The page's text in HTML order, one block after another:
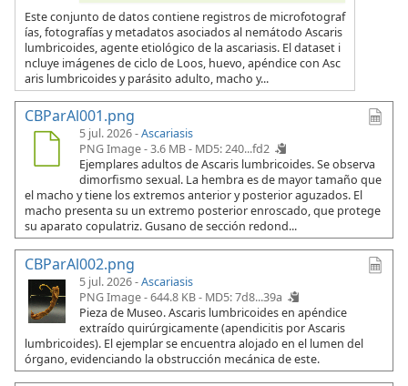
Este conjunto de datos contiene registros de microfotograf
ías, fotografías y metadatos asociados al nemátodo Ascaris
lumbricoides, agente etiológico de la ascariasis. El dataset i
ncluye imágenes de ciclo de Loos, huevo, apéndice con Asc
aris lumbricoides y parásito adulto, macho y...
CBParAl001.png
5 jul. 2026 -Ascariasis
PNG Image - 3.6 MB - MD5: 240...fd2
Ejemplares adultos de Ascaris lumbricoides. Se observa
dimorfismo sexual. La hembra es de mayor tamaño que
el macho y tiene los extremos anterior y posterior aguzados. El
macho presenta su un extremo posterior enroscado, que protege
su aparato copulatriz. Gusano de sección redond...
CBParAl002.png
5 jul. 2026 -Ascariasis
PNG Image - 644.8 KB - MD5: 7d8...39a
Pieza de Museo. Ascaris lumbricoides en apéndice
extraído quirúrgicamente (apendicitis por Ascaris
lumbricoides). El ejemplar se encuentra alojado en el lumen del
órgano, evidenciando la obstrucción mecánica de este.